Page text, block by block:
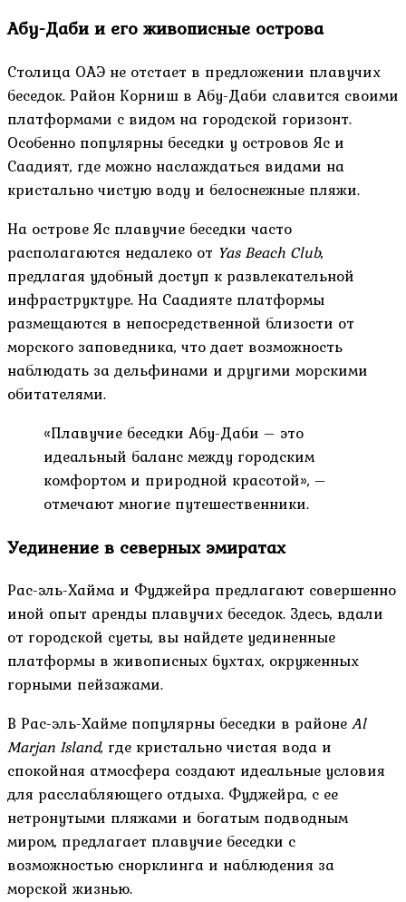
Абу-Даби и его живописные острова
Столица ОАЭ не отстает в предложении плавучих
беседок. Район Корниш в Абу-Даби славится своими
платформами с видом на городской горизонт.
Особенно популярны беседки у островов Яс и
Саадият, где можно наслаждаться видами на
кристально чистую воду и белоснежные пляжи.
На острове Яс плавучие беседки часто
располагаются недалеко от Yas Beach Club,
предлагая удобный доступ к развлекательной
инфраструктуре. На Саадияте платформы
размещаются в непосредственной близости от
морского заповедника, что дает возможность
наблюдать за дельфинами и другими морскими
обитателями.
«Плавучие беседки Абу-Даби – это
идеальный баланс между городским
комфортом и природной красотой», –
отмечают многие путешественники.
Уединение в северных эмиратах
Рас-эль-Хайма и Фуджейра предлагают совершенно
иной опыт аренды плавучих беседок. Здесь, вдали
от городской суеты, вы найдете уединенные
платформы в живописных бухтах, окруженных
горными пейзажами.
В Рас-эль-Хайме популярны беседки в районеAl
Marjan Island, где кристально чистая вода и
спокойная атмосфера создают идеальные условия
для расслабляющего отдыха. Фуджейра, с ее
нетронутыми пляжами и богатым подводным
миром, предлагает плавучие беседки с
возможностью снорклинга и наблюдения за
морской жизнью.